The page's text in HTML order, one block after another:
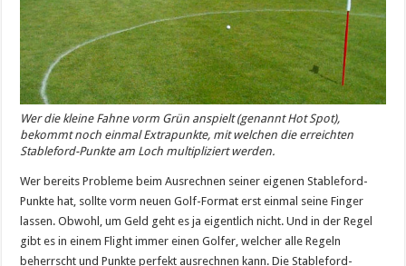
Wer die kleine Fahne vorm Grün anspielt (genannt Hot Spot),
bekommt noch einmal Extrapunkte, mit welchen die erreichten
Stableford-Punkte am Loch multipliziert werden.
Wer bereits Probleme beim Ausrechnen seiner eigenen Stableford-
Punkte hat, sollte vorm neuen Golf-Format erst einmal seine Finger
lassen. Obwohl, um Geld geht es ja eigentlich nicht. Und in der Regel
gibt es in einem Flight immer einen Golfer, welcher alle Regeln
beherrscht und Punkte perfekt ausrechnen kann. Die Stableford-